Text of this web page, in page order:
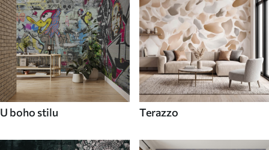
U boho stilu Terazzo